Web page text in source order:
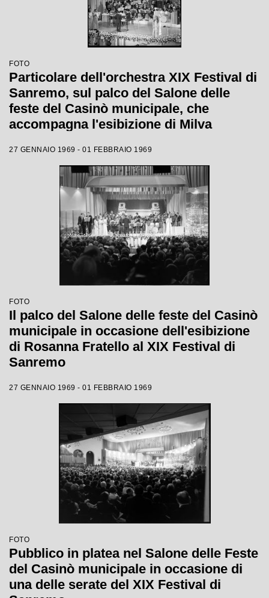
FOTO
Particolare dell'orchestra XIX Festival di
Sanremo, sul palco del Salone delle
feste del Casinò municipale, che
accompagna l'esibizione di Milva
27 GENNAIO 1969 - 01 FEBBRAIO 1969
FOTO
Il palco del Salone delle feste del Casinò
municipale in occasione dell'esibizione
di Rosanna Fratello al XIX Festival di
Sanremo
27 GENNAIO 1969 - 01 FEBBRAIO 1969
FOTO
Pubblico in platea nel Salone delle Feste
del Casinò municipale in occasione di
una delle serate del XIX Festival di